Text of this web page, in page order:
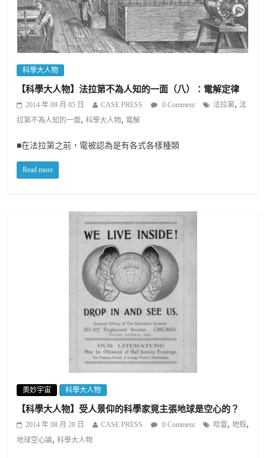
科學大人物
【科學大人物】法拉第不為人知的一面（八）：電解定律
2014 年 09 月 05 日 CASE PRESS 0 Comment 法拉第, 法
拉第不為人知的一面,科學大人物, 電解
■在法拉第之前，電被認為是有各式各樣種類
Read more
奧妙宇宙 科學大人物
【科學大人物】受人景仰的科學家竟主張地球是空心的？
2014 年 08 月 28 日 CASE PRESS 0 Comment 哈雷,地殼,
地球空心論,科學大人物